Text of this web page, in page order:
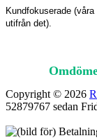
Kundfokuserade
utifrån det).
Copyright © 2026
52879767 sedan